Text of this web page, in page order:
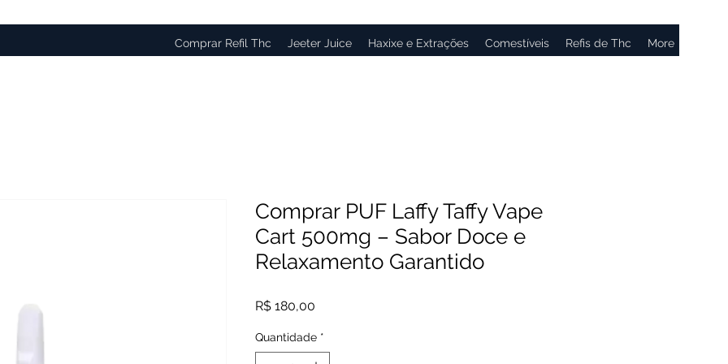
Comprar Refil Thc Jeeter Juice Haxixe e Extrações Comestíveis Refis de Thc More
Comprar PUF Laffy Taffy Vape
Cart 500mg – Sabor Doce e
Relaxamento Garantido
R$ 180,00
Quantidade *